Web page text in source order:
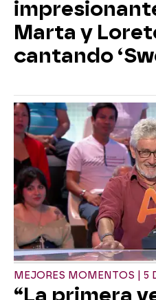
Marta y
cantando
MEJORES MOMENTOS | 5
“La primera